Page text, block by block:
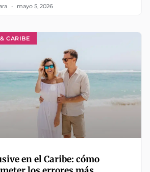
mayo 5, 2026
CARIBE
en el Caribe: cómo